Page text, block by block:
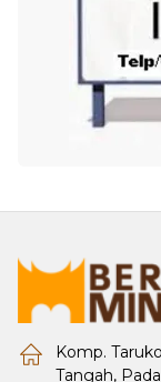
Komp.
Tangah,